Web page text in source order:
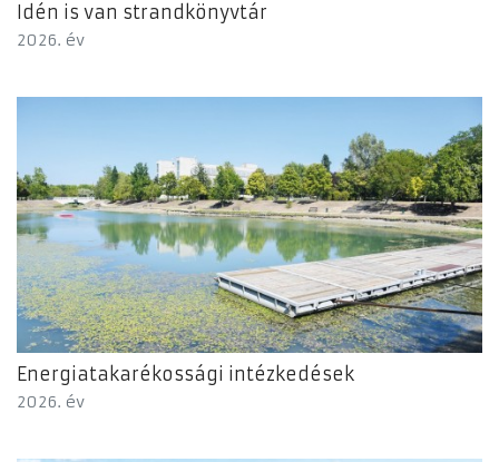
Idén is van strandkönyvtár
2026. év
Energiatakarékossági intézkedések
2026. év